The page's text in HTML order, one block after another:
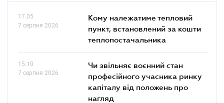
17.05
7 серпня 2026
Кому належатиме тепловий
пункт, встановлений за кошти
теплопостачальника
15.10
7 серпня 2026
Чи звільняє воєнний стан
професійного учасника ринку
капіталу від положень про
нагляд